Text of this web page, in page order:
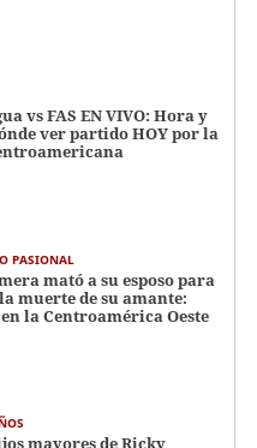
vs FAS EN VIVO: Hora y
ver partido HOY por la
PASIONAL
mató a su esposo para
muerte de su amante:
la Centroamérica Oeste
mayores de Ricky